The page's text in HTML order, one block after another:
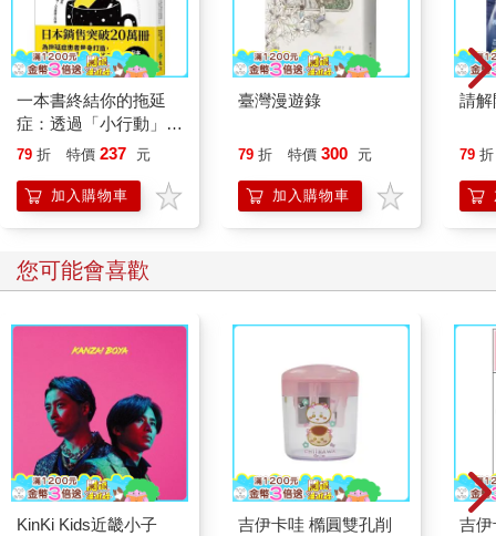
一本書終結你的拖延
症：透過「小行動」打
開大腦的行動開關，懶
的37個科學方法
79 折 特價 237 元
加入購物車
臺灣漫遊錄
79 折 特價 300 元
加入購物車
請解
79 折
您可能會喜歡
KinKi Kids近畿小子
吉伊卡哇 橢圓雙孔削
吉